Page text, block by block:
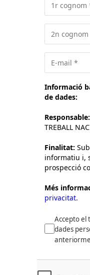
Informació
de dades:
Responsable:
TREBALL
Finalitat:
informatiu i,
prospecció
Més
privacitat.
Accepto el
dades